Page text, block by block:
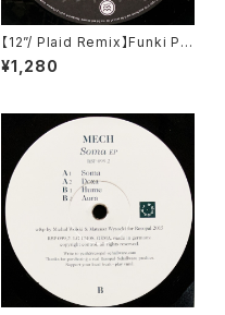
【12”/ Plaid Remix】Funki Po
rcini / King Ashabanapal (N
inja Tune) (zen 1237)
¥1,280